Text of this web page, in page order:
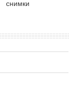
снимки